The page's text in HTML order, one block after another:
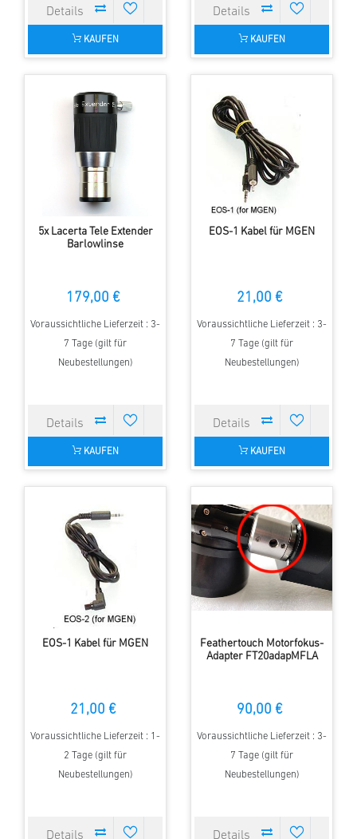
KAUFEN KAUFEN
5x Lacerta Tele Extender
Barlowlinse
179,00 €
Voraussichtliche Lieferzeit : 3-
7 Tage (gilt für
Neubestellungen)
KAUFEN
EOS-1 Kabel für MGEN
21,00 €
Voraussichtliche Lieferzeit : 3-
7 Tage (gilt für
Neubestellungen)
KAUFEN
EOS-1 Kabel für MGEN
21,00 €
Voraussichtliche Lieferzeit : 1-
2 Tage (gilt für
Neubestellungen)
Feathertouch Motorfokus-
Adapter FT20adapMFLA
90,00 €
Voraussichtliche Lieferzeit : 3-
7 Tage (gilt für
Neubestellungen)